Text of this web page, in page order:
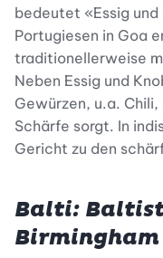
bedeutet «Essig
Portugiesen in Goa
traditionellerweise
Neben Essig und
Gewürzen, u.a.
Schärfe sorgt. In
Gericht zu den
Balti:
Birmingham